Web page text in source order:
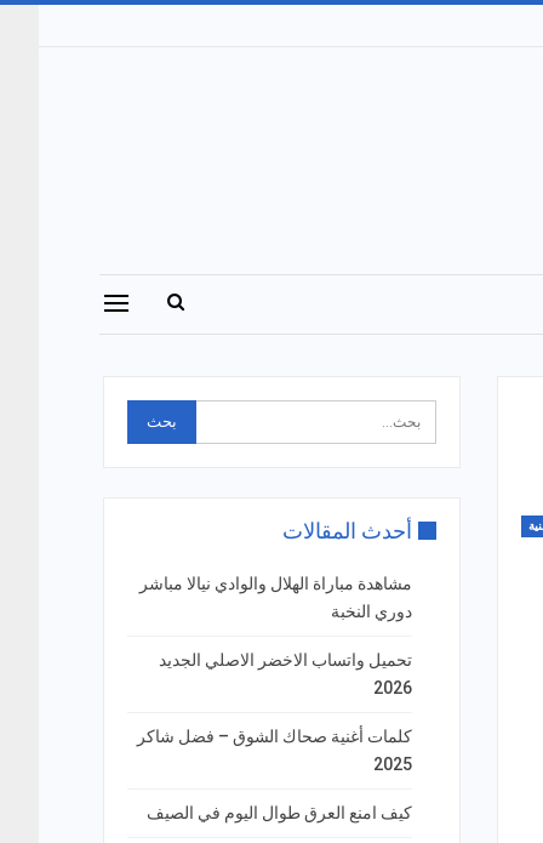
أحدث المقالات
مشاهدة مباراة الهلال والوادي نيالا مباشر
دوري النخبة
تحميل واتساب الاخضر الاصلي الجديد
2026
كلمات أغنية صحاك الشوق – فضل شاكر
2025
كيف امنع العرق طوال اليوم في الصيف